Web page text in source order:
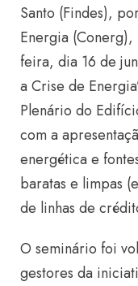
Santo (Findes),
Energia
feira, dia 16 de
a Crise de
Plenário do
com a
energética e
baratas e limpas
de linhas de
O seminário foi
gestores da